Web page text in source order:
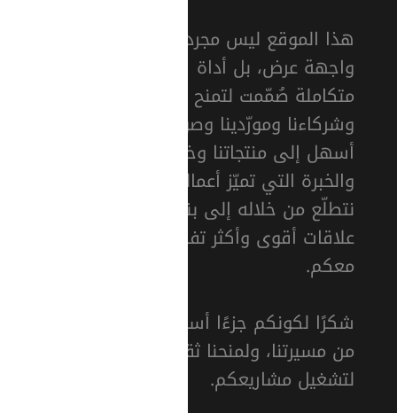
هذا الموقع ليس مجرد
واجهة عرض، بل أداة
متكاملة صُمّمت لتمنح عملاءنا
وشركاءنا ومورّدينا وصولًا
أسهل إلى منتجاتنا وخدماتنا
والخبرة التي تميّز أعمالنا. كما
نتطلّع من خلاله إلى بناء
علاقات أقوى وأكثر تفاعلاً
معكم.
شكرًا لكونكم جزءًا أساسيًا
من مسيرتنا، ولمنحنا ثقتكم
لتشغيل مشاريعكم.